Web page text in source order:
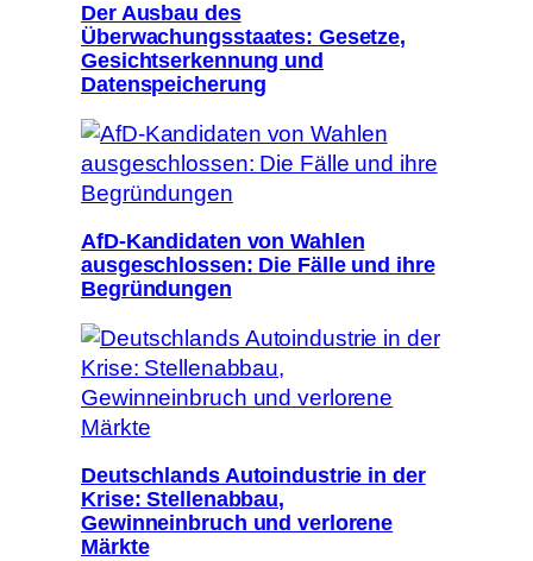
Der Ausbau des
Überwachungsstaates: Gesetze,
Gesichtserkennung und
Datenspeicherung
AfD-Kandidaten von Wahlen
ausgeschlossen: Die Fälle und ihre
Begründungen
Deutschlands Autoindustrie in der
Krise: Stellenabbau,
Gewinneinbruch und verlorene
Märkte